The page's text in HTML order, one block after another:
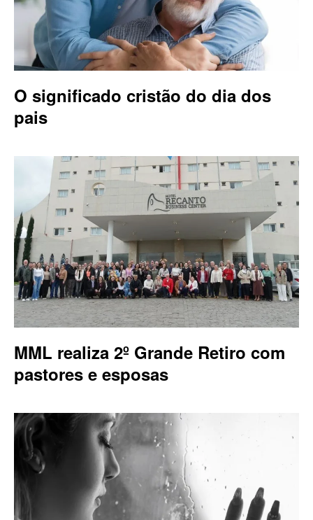
O significado cristão do dia dos
pais
MML realiza 2º Grande Retiro com
pastores e esposas